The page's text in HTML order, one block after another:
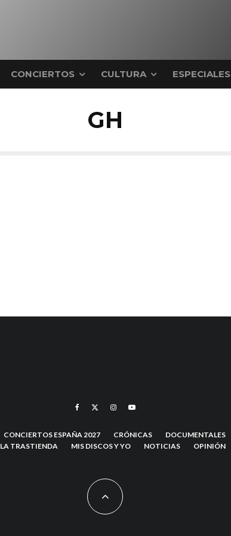
CONCIERTOS CULTURA ESPECIALES
GH
CONCIERTOS ESPAÑA 2027 CRÓNICAS DOCUMENTALES
LA TRASTIENDA MIS DISCOS Y YO NOTICIAS OPINIÓN